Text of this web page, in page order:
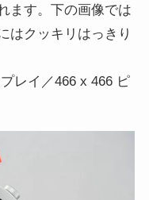
ます。下の画像では
はクッキリはっきり
レイ／466 x 466 ピ